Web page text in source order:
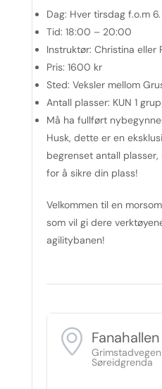
Dag: Hver tirsdag f.o.m
Tid: 18:00 – 20:00
Instruktør: Christina eller
Pris: 1600 kr
Sted: Veksler mellom
Antall plasser: KUN 1
Må ha fullført
Husk, dette er en
begrenset antall
for å sikre din plass!
Velkommen til en
som vil gi dere
agilitybanen!
Fanahallen
Søreidgrenda